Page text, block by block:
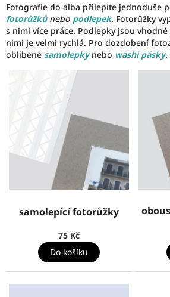
Fotografie do alba přilepíte jednoduše
fotorůžků nebo podlepek. Fotorůžky
s nimi více práce. Podlepky jsou
nimi je velmi rychlá. Pro dozdobení
oblíbené samolepkynebo washi pásky.
samolepící fotorůžky
75 Kč
Do košíku